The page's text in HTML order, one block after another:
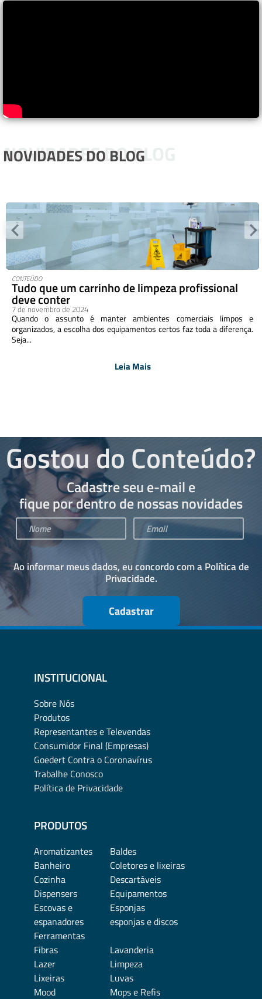
NOVIDADES DO BLOG
NOVIDADES DO BLOG
CONTEÚDO
Tudo que um carrinho de limpeza profissional
deve conter
7 de novembro de 2024
Quando o assunto é manter ambientes comerciais limpos e
organizados, a escolha dos equipamentos certos faz toda a diferença.
Seja...
Leia Mais
Gostou do Conteúdo?
Cadastre seu e-mail e
fique por dentro de nossas novidades
Ao informar meus dados, eu concordo com aPolítica de
Privacidade.
Cadastrar
INSTITUCIONAL
Sobre Nós
Produtos
Representantes e Televendas
Consumidor Final (Empresas)
Goedert Contra o Coronavírus
Trabalhe Conosco
Política de Privacidade
PRODUTOS
Aromatizantes
Baldes
Banheiro
Coletores e lixeiras
Cozinha
Descartáveis
Dispensers
Equipamentos
Escovas e
espanadores
Esponjas
esponjas e discos
Ferramentas
Fibras
Lavanderia
Lazer
Limpeza
Lixeiras
Luvas
Mood
Mops e Refis